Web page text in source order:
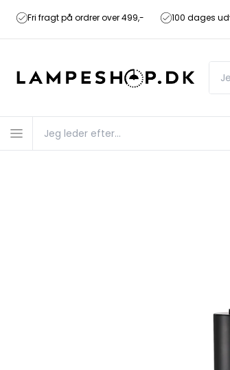
Fri fragt på ordrer over 499,- 100 dages